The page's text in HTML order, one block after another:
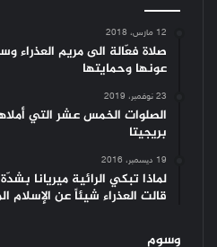
12 مارس، 2018
صلاة فعّالة الى مريم العذراء
عونها وحمايتها
23 نوفمبر، 2019
الصلوات الخمس عشر التي
بريجيتا
19 ديسمبر، 2016
لماذا تبكي الرائية ميريانا
قالت العذراء شيئاً عن الإسلام
وسوم